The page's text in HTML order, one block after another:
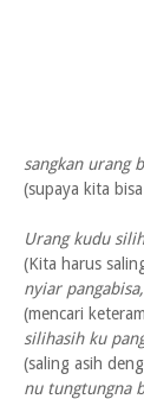
sangkan urang
(supaya kita
Urang kudu
(Kita harus
nyiar pangabisa,
(mencari
silihasih ku
(saling asih
nu tungtungna